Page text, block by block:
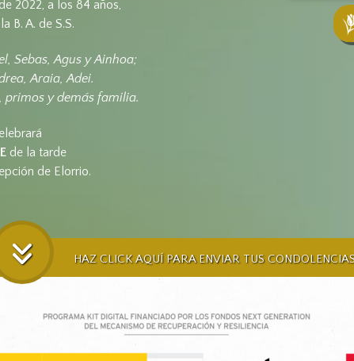
2022, a los 84 años,
B. A. de S.S.
Sebas, Agus y Ainhoa;
Araia, Adei.
primos y demás familia.
de la tarde
de Elorrio.
HAZ CLICK AQUÍ PARA ENVIAR TUS